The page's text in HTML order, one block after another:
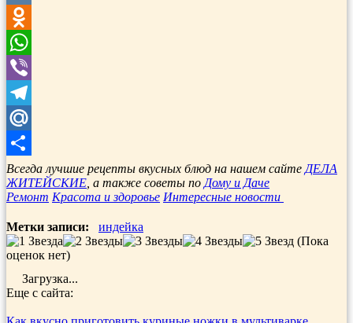
VK
Odnoklassniki
WhatsApp
Viber
Telegram
Mail.Ru
Отправить
Всегда лучшие рецепты вкусных блюд на нашем сайте ДЕЛА
ЖИТЕЙСКИЕ , а также советы по Дому и Даче
Ремонт Красота и здоровье Интересные новости
Метки записи:
индейка
(Пока
оценок нет)
Загрузка...
Еще с сайта: